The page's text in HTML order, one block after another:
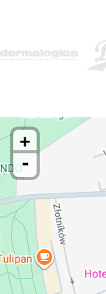
MAPA DOJAZDOWA
+
-